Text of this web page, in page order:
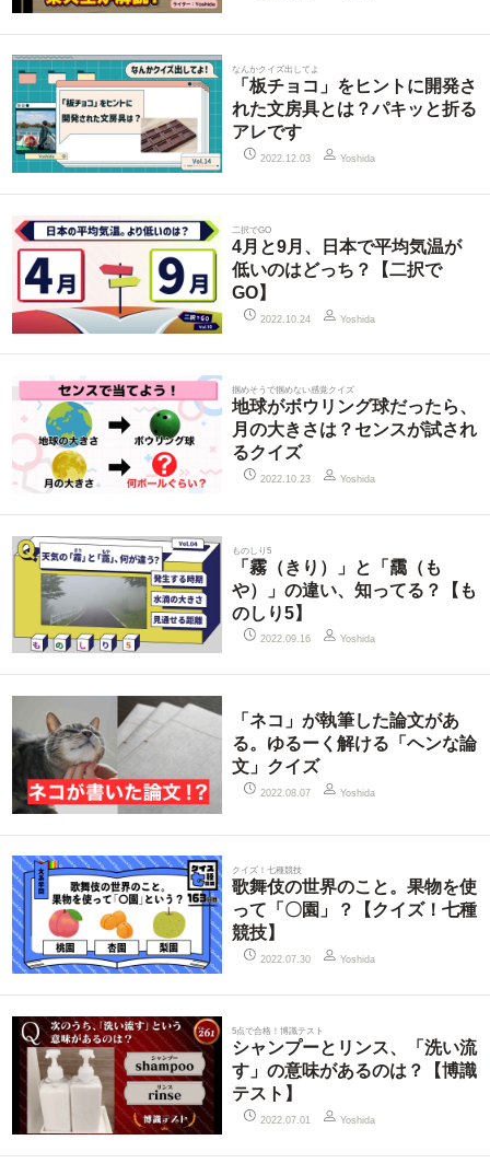
なんかクイズ出してよ
「板チョコ」をヒントに開発さ
れた文房具とは？パキッと折る
アレです
2022.12.03 Yoshida
二択でGO
4月と9月、日本で平均気温が
低いのはどっち？【二択で
GO】
2022.10.24 Yoshida
掴めそうで掴めない感覚クイズ
地球がボウリング球だったら、
月の大きさは？センスが試され
るクイズ
2022.10.23 Yoshida
ものしり5
「霧（きり）」と「靄（も
や）」の違い、知ってる？【も
のしり5】
2022.09.16 Yoshida
「ネコ」が執筆した論文があ
る。ゆるーく解ける「ヘンな論
文」クイズ
2022.08.07 Yoshida
クイズ！七種競技
歌舞伎の世界のこと。果物を使
って「〇園」？【クイズ！七種
競技】
2022.07.30 Yoshida
5点で合格！博識テスト
シャンプーとリンス、「洗い流
す」の意味があるのは？【博識
テスト】
2022.07.01 Yoshida